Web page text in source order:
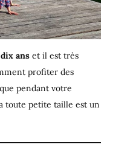
ans et il est très
profiter des
pendant votre
toute petite taille est un